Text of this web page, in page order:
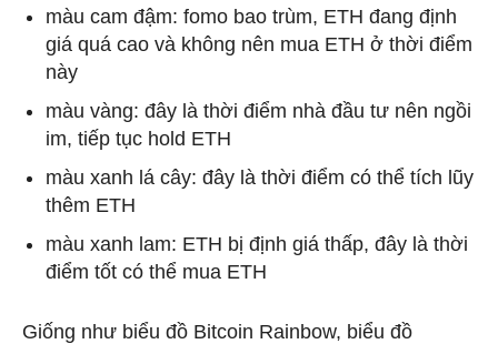
màu cam đậm: fomo bao trùm, ETH đang định
giá quá cao và không nên mua ETH ở thời điểm
này
màu vàng: đây là thời điểm nhà đầu tư nên ngồi
im, tiếp tục hold ETH
màu xanh lá cây: đây là thời điểm có thể tích lũy
thêm ETH
màu xanh lam: ETH bị định giá thấp, đây là thời
điểm tốt có thể mua ETH
Giống như biểu đồ Bitcoin Rainbow, biểu đồ